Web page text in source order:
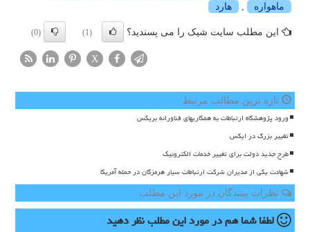
ماهواره
, هارد
این مطلب سایت شیک را می پسندید؟ (1)
(0)
X
تازه ترین مطالب مرتبط
ورود پژوهشگاه ارتباطات به همکاریهای فناورانه بریکس
تغییر بزرگ در ایکس
طرح جدید دولت برای تغییر خدمات الکترونیک
شهادت یکی از مدیران شرکت ارتباطات سیار هرمزگان در حمله آمریکا
نظرات بینندگان در مورد این مطلب
لطفا شما همدر مورد این مطلبنظر دهید